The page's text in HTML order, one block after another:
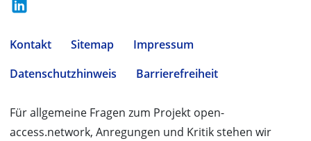
Kontakt Sitemap
Impressum
Datenschutzhinweis
Barrierefreiheit
Für allgemeine Fragen zum Projekt open-
access.network, Anregungen und Kritik stehen wir